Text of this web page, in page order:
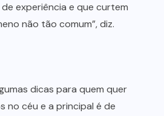
experiência e que curtem
não tão comum”, diz.
dicas para quem quer
no céu e a principal é de